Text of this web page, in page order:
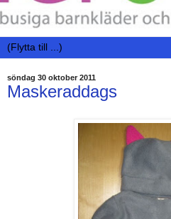
söndag 30 oktober 2011
Maskeraddags